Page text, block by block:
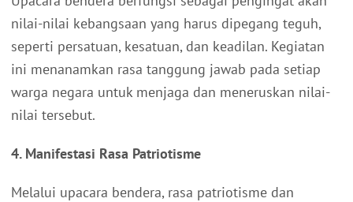
nilai-nilai kebangsaan yang harus dipegang teguh,
seperti persatuan, kesatuan, dan keadilan. Kegiatan
ini menanamkan rasa tanggung jawab pada setiap
warga negara untuk menjaga dan meneruskan nilai-
nilai tersebut.
4. Manifestasi Rasa Patriotisme
Melalui upacara bendera, rasa patriotisme dan